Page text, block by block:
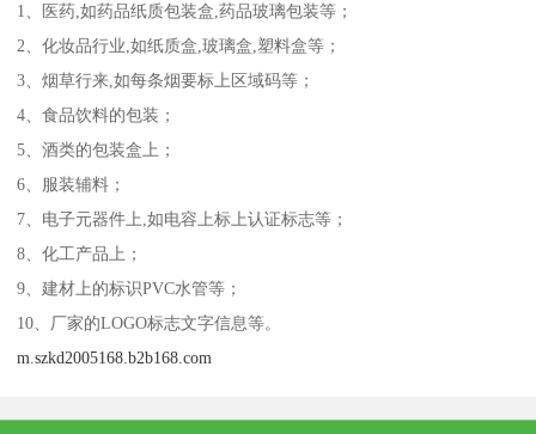
1、医药,如药品纸质包装盒,药品玻璃包装等；
2、化妆品行业,如纸质盒,玻璃盒,塑料盒等；
3、烟草行来,如每条烟要标上区域码等；
4、食品饮料的包装；
5、酒类的包装盒上；
6、服装辅料；
7、电子元器件上,如电容上标上认证标志等；
8、化工产品上；
9、建材上的标识PVC水管等；
10、厂家的LOGO标志文字信息等。
m.szkd2005168.b2b168.com